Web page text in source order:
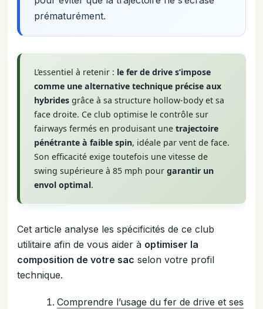
prématurément.
L’essentiel à retenir : le fer de drive s’impose
comme une alternative technique précise aux
hybridesgrâce à sa structure hollow-body et sa
face droite. Ce club optimise le contrôle sur
fairways fermés en produisant une trajectoire
pénétrante à faible spin, idéale par vent de face.
Son efficacité exige toutefois une vitesse de
swing supérieure à 85 mph pour garantir un
envol optimal.
Cet article analyse les spécificités de ce club
utilitaire afin de vous aider à optimiser la
composition de votre sac selon votre profil
technique.
Comprendre l’usage du fer de drive et ses